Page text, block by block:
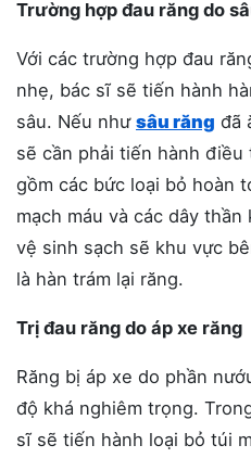
Trường hợp đau răng do
Với các trường hợp đau
nhẹ, bác sĩ sẽ tiến hành
sâu. Nếu như sâu răng đã
sẽ cần phải tiến hành
gồm các bức loại bỏ hoàn
mạch máu và các dây
vệ sinh sạch sẽ khu vực
là hàn trám lại răng.
Trị đau răng do áp xe răng
Răng bị áp xe do phần
độ khá nghiêm trọng.
sĩ sẽ tiến hành loại bỏ túi